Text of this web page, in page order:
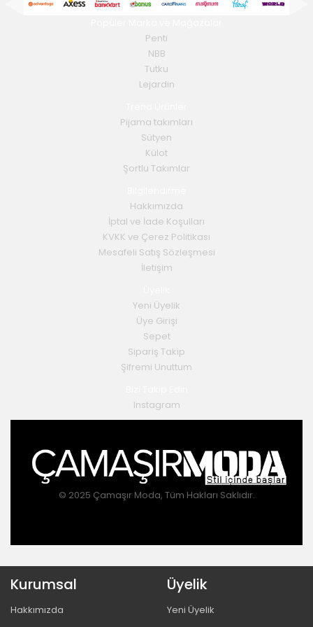
Penti
NBB
Tutku
Lejardin
Pijama takımları
Sütyen
Külot
Şortlu Takımlar
Hakkımızda
İptal ve İade Koşulları
KVKK ve Çerez Politikası
Mesafeli Satış Sözleşmesi
İletişim
Yeni Üyelik
Üye Girişi
Sepet
Sipariş Takip
Şifremi Unuttum
Instagram
© 2025 Çamaşır Moda, Tüm Hakları Saklıdır.
Kurumsal
Hakkımızda
Üyelik
Yeni Üyelik